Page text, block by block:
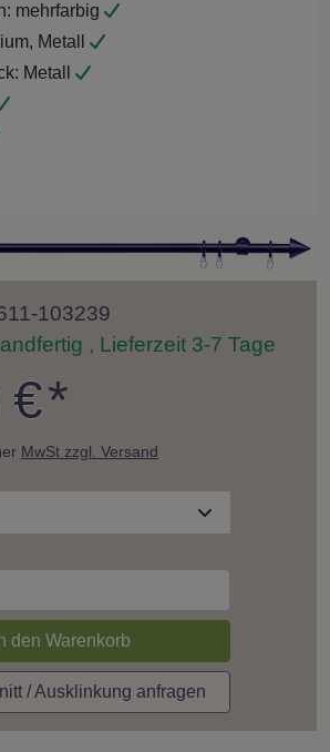
mehrfarbig
Metall
Metall
103239
, Lieferzeit 3-7 Tage
€*
MwSt zzgl. Versand
den Warenkorb
/ Ausklinkung anfragen